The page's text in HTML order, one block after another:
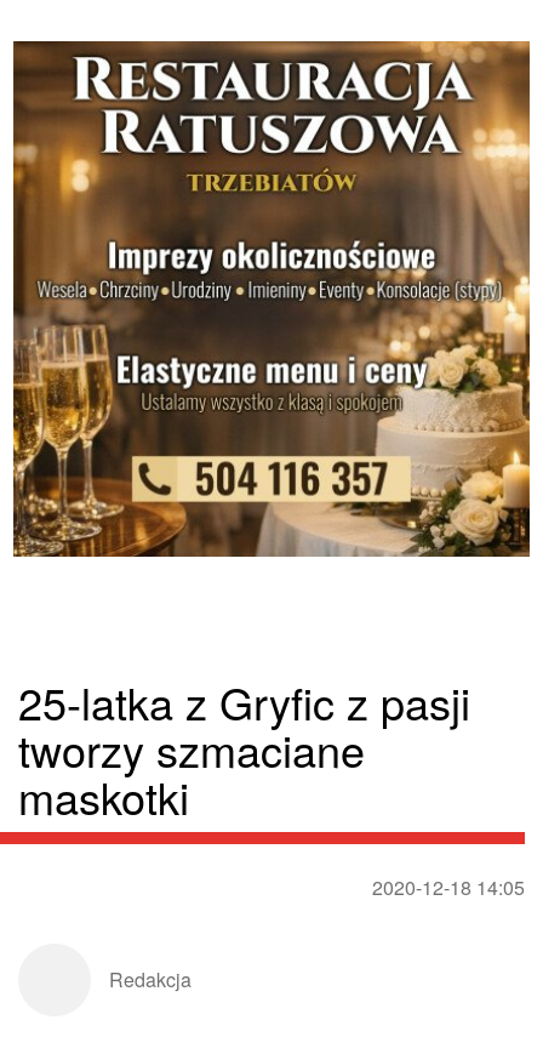
25-latka z Gryfic z pasji
tworzy szmaciane
maskotki
2020-12-18 14:05
Redakcja